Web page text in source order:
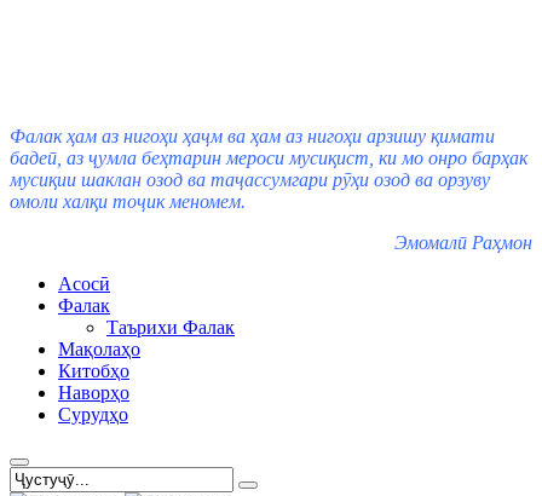
Фалак ҳам аз нигоҳи ҳаҷм ва ҳам аз нигоҳи арзишу қимати
бадеӣ, аз ҷумла беҳтарин мероси мусиқист, ки мо онро барҳак
мусиқии шаклан озод ва таҷассумгари рӯҳи озод ва орзуву
омоли халқи тоҷик меномем.
Эмомалӣ Раҳмон
Асосӣ
Фалак
Таърихи Фалак
Мақолаҳо
Китобҳо
Наворҳо
Сурудҳо